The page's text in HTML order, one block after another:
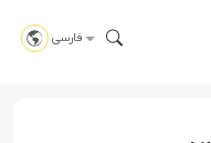
فارسی